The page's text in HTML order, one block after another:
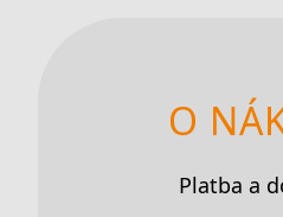
O
Platba a